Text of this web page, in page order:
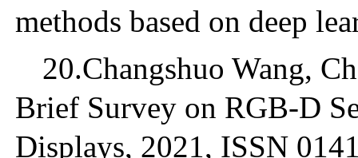
methods based on deep
20.Changshuo Wang,
Brief Survey on RGB-D
Displays, 2021, ISSN